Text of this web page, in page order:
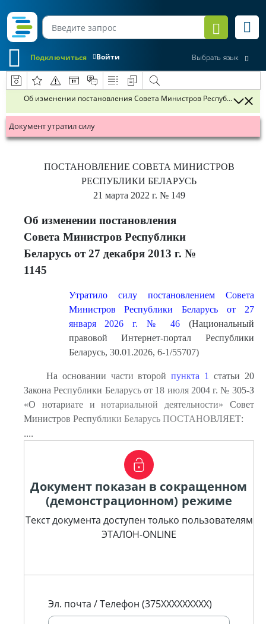
Войти
Подключиться Выбрать язык
Об изменении постановления Совета Министров Республики
Документ утратил силу
ПОСТАНОВЛЕНИЕ СОВЕТА МИНИСТРОВ
РЕСПУБЛИКИ БЕЛАРУСЬ
21 марта 2022 г. № 149
Об изменении постановления
Совета Министров Республики
Беларусь от 27 декабря 2013 г. №
1145
Утратило силу постановлением Совета
Министров Республики Беларусь от 27
января 2026 г. № 46 (Национальный
правовой Интернет-портал Республики
Беларусь, 30.01.2026, 6-1/55707)
На основании части второйпункта 1
статьи 20
Закона Республики Беларусь от 18 июля 2004 г. № 305-З
«О нотариате и нотариальной деятельности» Совет
Министров Республики Беларусь ПОСТАНОВЛЯЕТ:
....
Документ показан в сокращенном
(демонстрационном) режиме
Текст документа доступен только пользователям
ЭТАЛОН-ONLINE
Эл. почта / Телефон (375XXXXXXXXX)